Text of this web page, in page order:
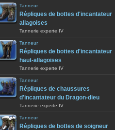
Tanneur
Répliques de bottes d'incantateur
allagoises
Tannerie experte IV
Tanneur
Répliques de bottes d'incantateur
haut-allagoises
Tannerie experte IV
Tanneur
Répliques de chaussures
d'incantateur du Dragon-dieu
Tannerie experte IV
Tanneur
Répliques de bottes de soigneur